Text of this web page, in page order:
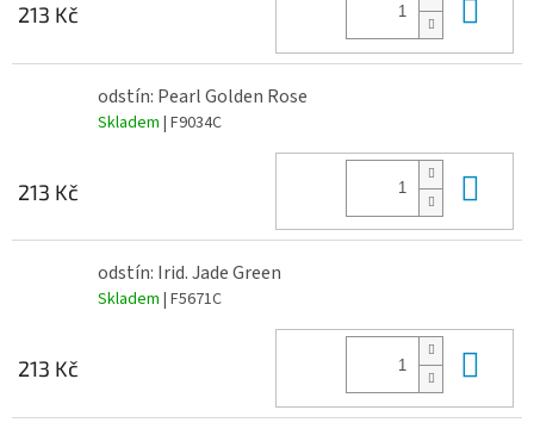
213 Kč
odstín: Pearl Golden Rose
Skladem | F9034C
213 Kč
odstín: Irid. Jade Green
Skladem | F5671C
213 Kč